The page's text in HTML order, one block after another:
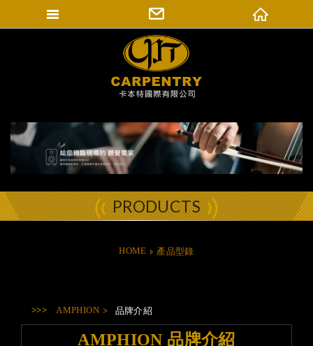
PRODUCTS
HOME 產品型錄
AMPHION 品牌介紹
AMPHION 品牌介紹
填寫匯款通知
登入會員
修改會員資料